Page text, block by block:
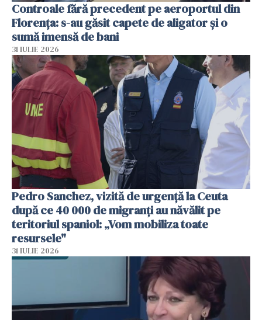
Controale fără precedent pe aeroportul din
Florența: s-au găsit capete de aligator și o
sumă imensă de bani
31 IULIE 2026
Pedro Sanchez, vizită de urgență la Ceuta
după ce 40 000 de migranți au năvălit pe
teritoriul spaniol: „Vom mobiliza toate
resursele"
31 IULIE 2026